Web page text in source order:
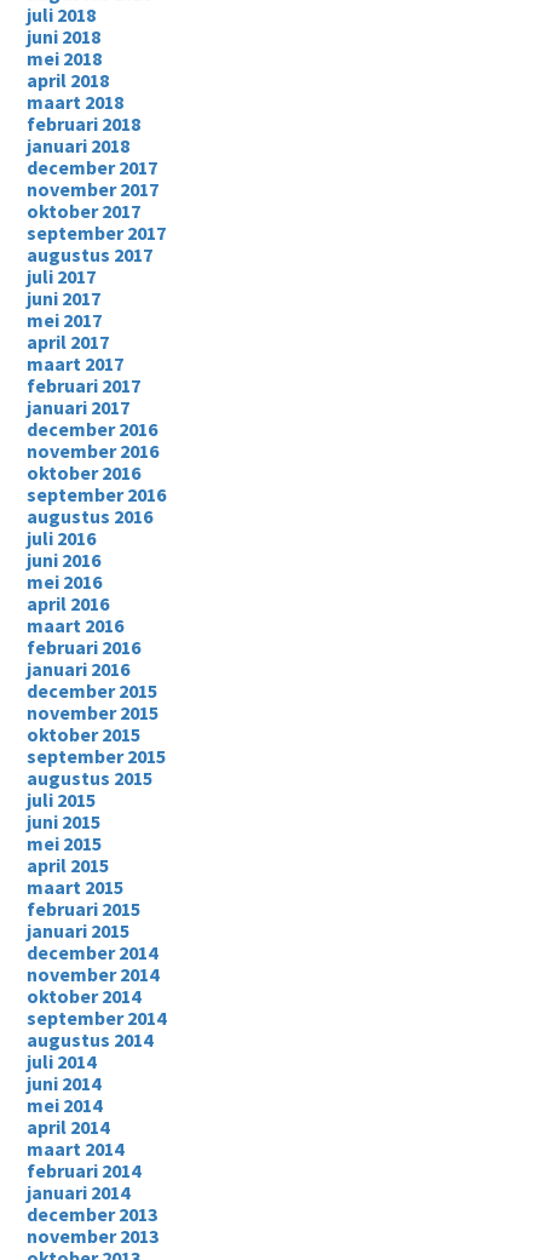
juli 2018
juni 2018
mei 2018
april 2018
maart 2018
februari 2018
januari 2018
december 2017
november 2017
oktober 2017
september 2017
augustus 2017
juli 2017
juni 2017
mei 2017
april 2017
maart 2017
februari 2017
januari 2017
december 2016
november 2016
oktober 2016
september 2016
augustus 2016
juli 2016
juni 2016
mei 2016
april 2016
maart 2016
februari 2016
januari 2016
december 2015
november 2015
oktober 2015
september 2015
augustus 2015
juli 2015
juni 2015
mei 2015
april 2015
maart 2015
februari 2015
januari 2015
december 2014
november 2014
oktober 2014
september 2014
augustus 2014
juli 2014
juni 2014
mei 2014
april 2014
maart 2014
februari 2014
januari 2014
december 2013
november 2013